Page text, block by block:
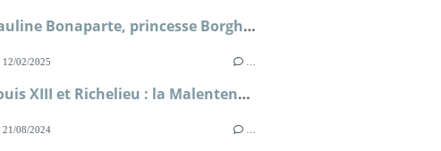
Pauline Bonaparte, princesse Borghèse ; Florence de Baudus
12/02/2025
Louis XIII et Richelieu : la Malentente ; Simone Bertière
21/08/2024